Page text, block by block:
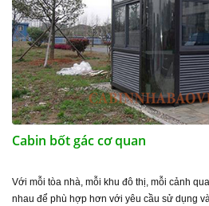
Cabin bốt gác cơ quan
Với mỗi tòa nhà, mỗi khu đô thị, mỗi cảnh
nhau để phù hợp hơn với yêu cầu sử dụng